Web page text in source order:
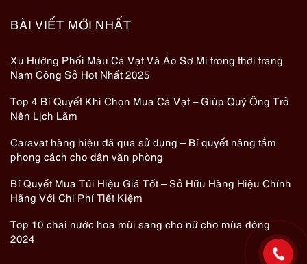
BÀI VIẾT MỚI NHẤT
Xu Hướng Phối Màu Cà Vạt Và Áo Sơ Mi trong thời trang
Nam Công Sở Hot Nhất 2025
Top 4 Bí Quyết Khi Chọn Mua Cà Vạt – Giúp Quý Ông Trở
Nên Lịch Lãm
Caravat hàng hiệu đã qua sử dụng – Bí quyết nâng tầm
phong cách cho dân văn phòng
Bí Quyết Mua Túi Hiệu Giá Tốt – Sở Hữu Hàng Hiệu Chính
Hãng Với Chi Phí Tiết Kiệm
Top 10 chai nước hoa mùi sang cho nữ cho mùa đông
2024